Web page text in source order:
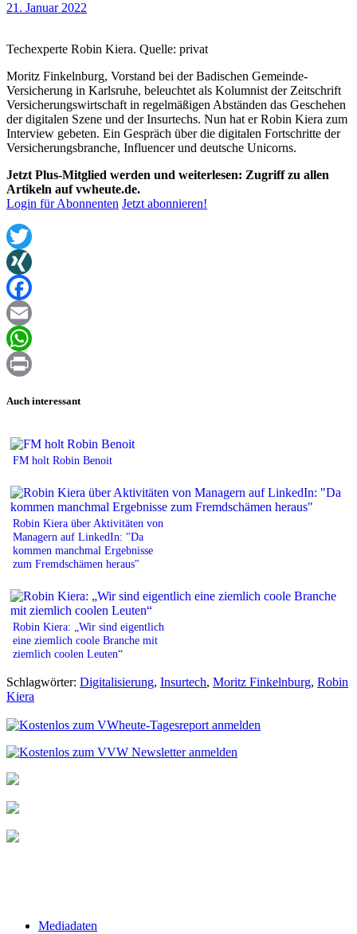
21. Januar 2022
Techexperte Robin Kiera. Quelle: privat
Moritz Finkelnburg, Vorstand bei der Badischen Gemeinde-
Versicherung in Karlsruhe, beleuchtet als Kolumnist der Zeitschrift
Versicherungswirtschaft in regelmäßigen Abständen das Geschehen
der digitalen Szene und der Insurtechs. Nun hat er Robin Kiera zum
Interview gebeten. Ein Gespräch über die digitalen Fortschritte der
Versicherungsbranche, Influencer und deutsche Unicorns.
Jetzt Plus-Mitglied werden und weiterlesen: Zugriff zu allen
Artikeln auf vwheute.de.
Login für Abonnenten Jetzt abonnieren!
Twitter
XING
Facebook
Email
WhatsApp
Auch interessant
FM holt Robin Benoit
Robin Kiera über Aktivitäten von
Managern auf LinkedIn: "Da
kommen manchmal Ergebnisse
zum Fremdschämen heraus"
Robin Kiera: „Wir sind eigentlich
eine ziemlich coole Branche mit
ziemlich coolen Leuten“
Schlagwörter: Digitalisierung, Insurtech, Moritz Finkelnburg, Robin
Kiera
Mediadaten